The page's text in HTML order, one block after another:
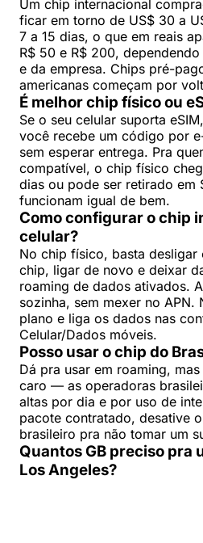
Um chip internacional
ficar em torno de US$ 30 a
7 a 15 dias, o que em reais
R$ 50 e R$ 200,
e da empresa. Chips pré-
americanas começam por
É melhor chip físico ou
Se o seu celular suporta
você recebe um código por
sem esperar entrega. Pra
compatível, o chip físico
dias ou pode ser retirado em
funcionam igual de bem.
Como configurar o chip
celular?
No chip físico, basta
chip, ligar de novo e deixar
roaming de dados ativados.
sozinha, sem mexer no APN.
plano e liga os dados nas
Celular/Dados móveis.
Posso usar o chip do
Dá pra usar em roaming,
caro — as operadoras
altas por dia e por uso de
pacote contratado, desative
brasileiro pra não tomar um
Quantos GB preciso pra
Los Angeles?